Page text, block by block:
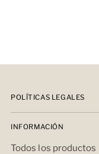
POLÍTICAS LEGALES
INFORMACIÓN
Todos los productos